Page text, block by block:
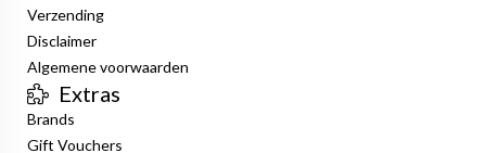
Verzending
Disclaimer
Algemene voorwaarden
Extras
Brands
Gift Vouchers